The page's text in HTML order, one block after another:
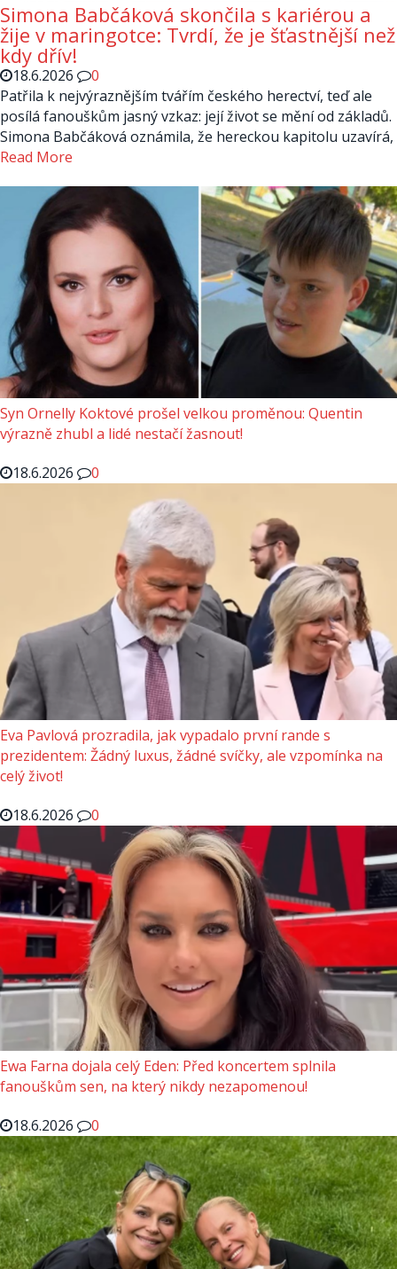
Simona Babčáková skončila s kariérou a
žije v maringotce: Tvrdí, že je šťastnější než
kdy dřív!
18.6.2026
0
Patřila k nejvýraznějším tvářím českého herectví, teď ale
posílá fanouškům jasný vzkaz: její život se mění od základů.
Simona Babčáková oznámila, že hereckou kapitolu uzavírá,
Read More
Syn Ornelly Koktové prošel velkou proměnou: Quentin
výrazně zhubl a lidé nestačí žasnout!
18.6.2026
0
Eva Pavlová prozradila, jak vypadalo první rande s
prezidentem: Žádný luxus, žádné svíčky, ale vzpomínka na
celý život!
18.6.2026
0
Ewa Farna dojala celý Eden: Před koncertem splnila
fanouškům sen, na který nikdy nezapomenou!
18.6.2026
0